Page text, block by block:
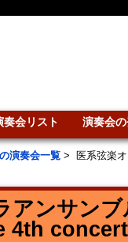
奏会リスト 演奏会
演奏会一覧 > 医系弦楽
アンサン
4th concert